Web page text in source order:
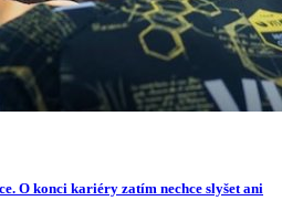
O konci kariéry zatím nechce slyšet ani